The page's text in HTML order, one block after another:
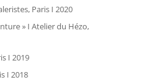
Paris I 2020
» I Atelier du Hézo,
I 2019
I 2018